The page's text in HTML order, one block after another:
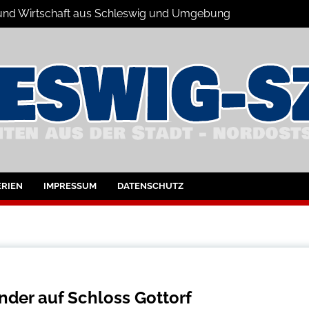
Wirtschaft aus Schleswig und Umgebung
und Umgebung
IMPRESSUM DATENSCHUTZ
auf Schloss Gottorf